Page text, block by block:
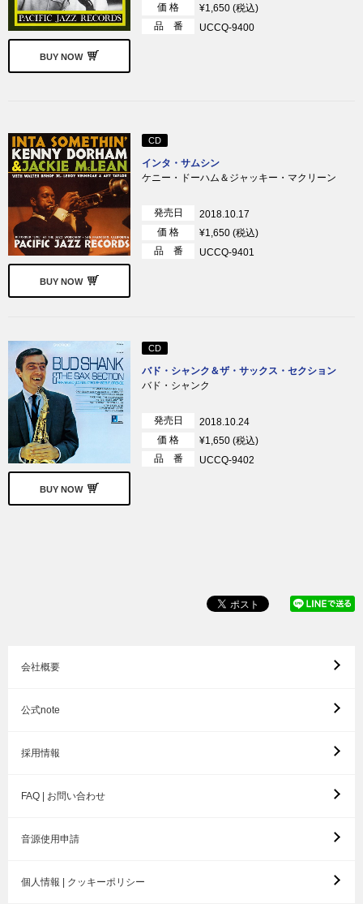
BUY NOW
価 格
¥1,650 (税込)
品 番
UCCQ-9400
BUY NOW
CD
インタ・サムシン
ケニー・ドーハム＆ジャッキー・マクリーン
発売日
2018.10.17
価 格
¥1,650 (税込)
品 番
UCCQ-9401
BUY NOW
CD
バド・シャンク＆ザ・サックス・セクション
バド・シャンク
発売日
2018.10.24
価 格
¥1,650 (税込)
品 番
UCCQ-9402
会社概要
公式note
採用情報
FAQ | お問い合わせ
音源使用申請
個人情報 | クッキーポリシー